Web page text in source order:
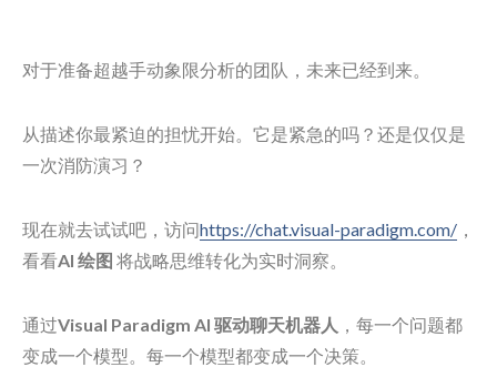
对于准备超越手动象限分析的团队，未来已经到来。
从描述你最紧迫的担忧开始。它是紧急的吗？还是仅仅是
一次消防演习？
现在就去试试吧，访问https://chat.visual-paradigm.com/ ，
看看AI 绘图 将战略思维转化为实时洞察。
通过Visual Paradigm AI 驱动聊天机器人 ，每一个问题都
变成一个模型。每一个模型都变成一个决策。